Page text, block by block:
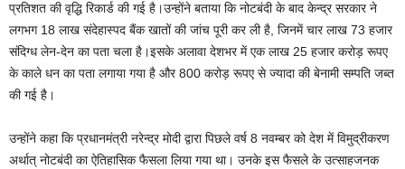
प्रतिशत की वृद्धि रिकार्ड की गई है।उन्होंने बताया कि नोटबंदी के बाद केन्द्र सरकार ने
लगभग 18 लाख संदेहास्पद बैंक खातों की जांच पूरी कर ली है, जिनमें चार लाख 73 हजार
संदिग्ध लेन-देन का पता चला है।इसके अलावा देशभर में एक लाख 25 हजार करोड़ रूपए
के काले धन का पता लगाया गया है और 800 करोड़ रूपए से ज्यादा की बेनामी सम्पति जब्त
की गई है।
उन्होंने कहा कि प्रधानमंत्री नरेन्द्र मोदी द्वारा पिछले वर्ष 8 नवम्बर को देश में विमुद्रीकरण
अर्थात् नोटबंदी का ऐतिहासिक फैसला लिया गया था। उनके इस फैसले के उत्साहजनक